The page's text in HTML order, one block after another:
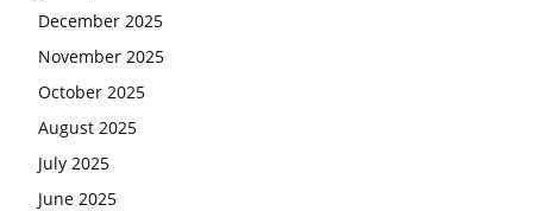
December 2025
November 2025
October 2025
August 2025
July 2025
June 2025